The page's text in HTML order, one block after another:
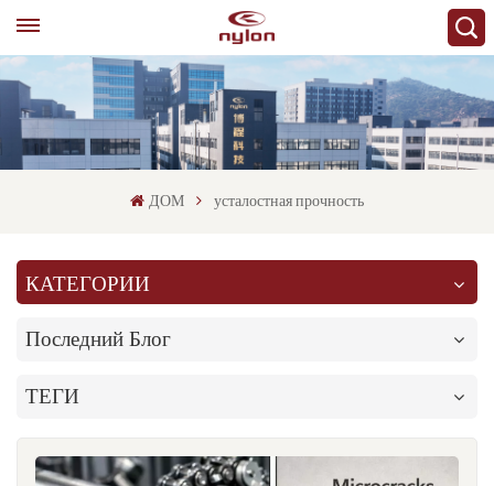
ДОМ усталостная прочность
КАТЕГОРИИ
Последний Блог
ТЕГИ